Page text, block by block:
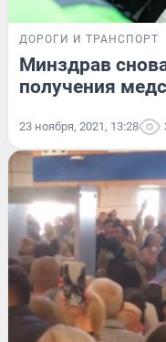
ДОРОГИ И ТРАНСПОРТ
Минздрав
получения
23 ноября, 2021, 13:28